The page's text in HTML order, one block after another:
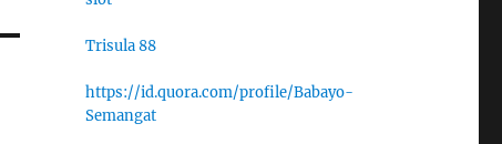
Trisula 88
https://id.quora.com/profile/Babayo-
Semangat